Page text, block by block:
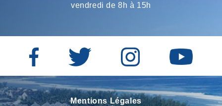
vendredi de 8h à 15h
Mentions Légales